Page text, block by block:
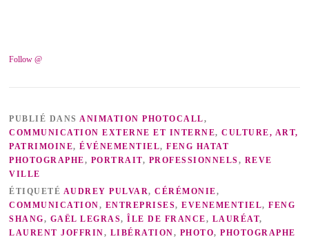
Follow @
PUBLIÉ DANSANIMATION PHOTOCALL,
COMMUNICATION EXTERNE ET INTERNE,CULTURE, ART,
PATRIMOINE,ÉVÉNEMENTIEL,FENG HATAT
PHOTOGRAPHE, PORTRAIT, PROFESSIONNELS, REVE
VILLE
ÉTIQUETÉ AUDREY PULVAR,CÉRÉMONIE,
COMMUNICATION, ENTREPRISES,EVENEMENTIEL,FENG
SHANG, GAËL LEGRAS,ÎLE DE FRANCE, LAURÉAT,
LAURENT JOFFRIN, LIBÉRATION, PHOTO,PHOTOGRAPHE